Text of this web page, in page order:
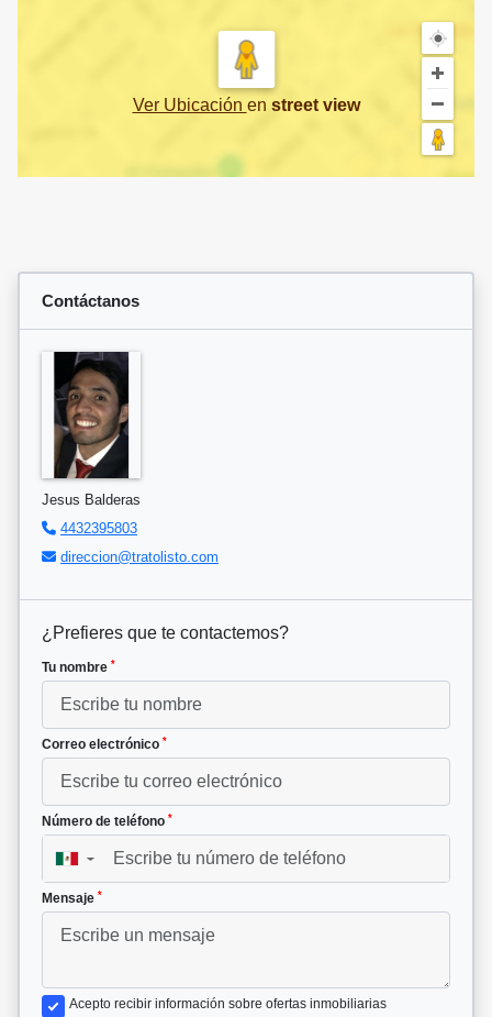
Ver Ubicación en street view
Contáctanos
Jesus Balderas
4432395803
direccion@tratolisto.com
¿Prefieres que te contactemos?
Tu nombre *
Correo electrónico *
Número de teléfono *
▼
Mensaje *
Acepto recibir información sobre ofertas inmobiliarias